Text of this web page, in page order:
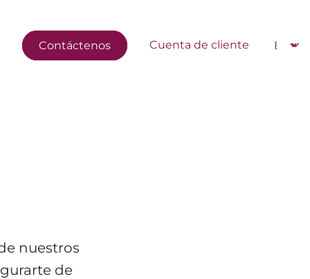
Navigation secondaire
Contáctenos Cuenta de cliente
nuestros
de